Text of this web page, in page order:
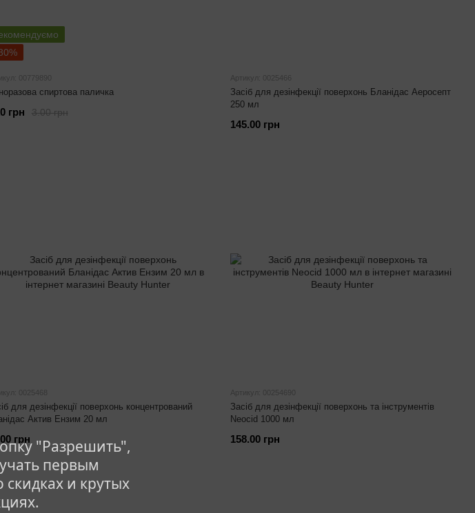
"Разрешить",
первым
и крутых
00779890
спиртова паличка
3.00 грн
грн
Артикул: 0025466
Засіб для дезінфекції поверхонь Бланідас Аеросепт
250 мл
145.00 грн
0025468
для дезінфекції поверхонь концентрований
Актив Ензим 20 мл
грн
Артикул: 00254690
Засіб для дезінфекції поверхонь та інструментів
Neocid 1000 мл
158.00 грн